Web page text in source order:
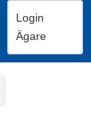
Login
Ägare